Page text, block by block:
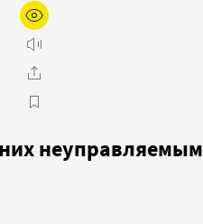
неуправляемым